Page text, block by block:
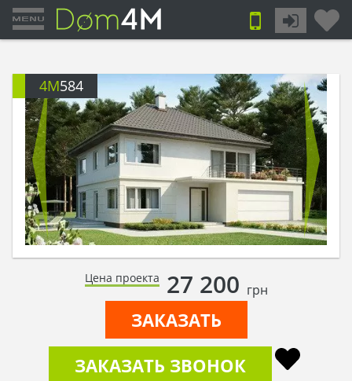
4M584
Цена проекта 27 200 грн
ЗАКАЗАТЬ
ЗАКАЗАТЬ ЗВОНОК